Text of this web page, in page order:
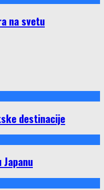
na svetu
destinacije